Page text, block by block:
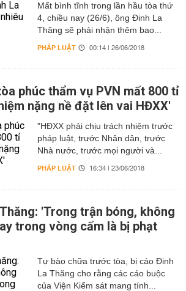
Mất bình tĩnh trong lần hầu tòa thứ
4, chiều nay (26/6), ông Đinh La
Thăng sẽ phải nhận thêm bao...
PHÁP LUẬT 00:14 | 26/06/2018
phúc thẩm vụ PVN mất 800 tỉ
nặng nề đặt lên vai HĐXX'
"HĐXX phải chịu trách nhiệm trước
pháp luật, trước Nhân dân, trước
Nhà nước, trước mọi người và...
PHÁP LUẬT 16:34 | 23/06/2018
'Trong trận bóng, không
trong vòng cấm là bị phạt
Tự bào chữa trước tòa, bị cáo Đinh
La Thăng cho rằng các cáo buộc
của Viện Kiểm sát mang tính...